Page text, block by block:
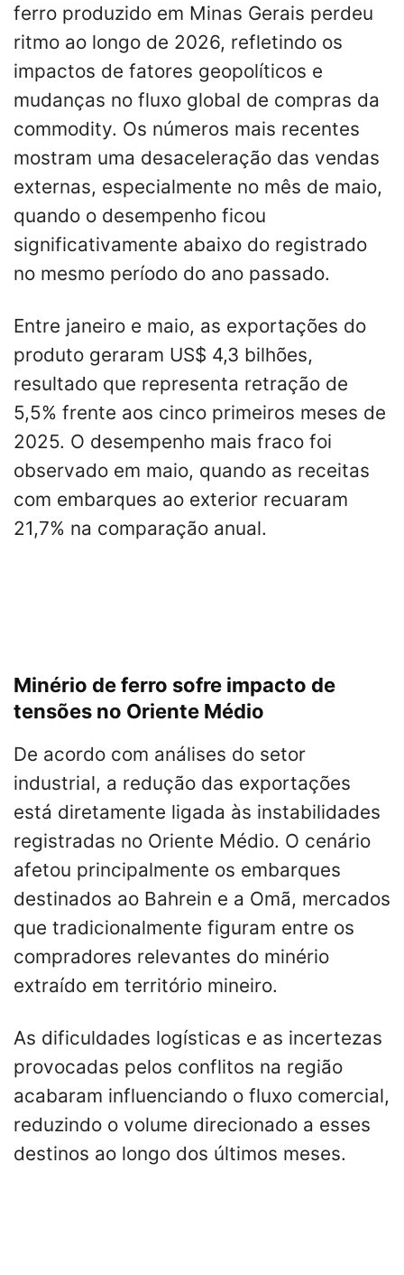
ferro produzido em Minas Gerais perdeu
ritmo ao longo de 2026, refletindo os
impactos de fatores geopolíticos e
mudanças no fluxo global de compras da
commodity. Os números mais recentes
mostram uma desaceleração das vendas
externas, especialmente no mês de maio,
quando o desempenho ficou
significativamente abaixo do registrado
no mesmo período do ano passado.
Entre janeiro e maio, as exportações do
produto geraram US$ 4,3 bilhões,
resultado que representa retração de
5,5% frente aos cinco primeiros meses de
2025. O desempenho mais fraco foi
observado em maio, quando as receitas
com embarques ao exterior recuaram
21,7% na comparação anual.
Minério de ferro sofre impacto de
tensões no Oriente Médio
De acordo com análises do setor
industrial, a redução das exportações
está diretamente ligada às instabilidades
registradas no Oriente Médio. O cenário
afetou principalmente os embarques
destinados ao Bahrein e a Omã, mercados
que tradicionalmente figuram entre os
compradores relevantes do minério
extraído em território mineiro.
As dificuldades logísticas e as incertezas
provocadas pelos conflitos na região
acabaram influenciando o fluxo comercial,
reduzindo o volume direcionado a esses
destinos ao longo dos últimos meses.